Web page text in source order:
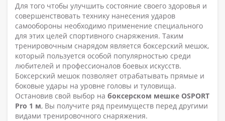
Для того чтобы улучшить состояние своего здоровья и
совершенствовать технику нанесения ударов
самообороны необходимо применение специального
для этих целей спортивного снаряжения. Таким
тренировочным снарядом является боксерский мешок,
который пользуется особой популярностью среди
любителей и профессионалов боевых искусств.
Боксерский мешок позволяет отрабатывать прямые и
боковые удары на уровне головы и туловища.
Остановив свой выбор на боксерском мешке OSPORT
Pro 1 м, Вы получите ряд преимуществ перед другими
видами тренировочного снаряжения.